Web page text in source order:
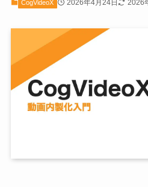
CogVideoX 2026年4月24日 2026